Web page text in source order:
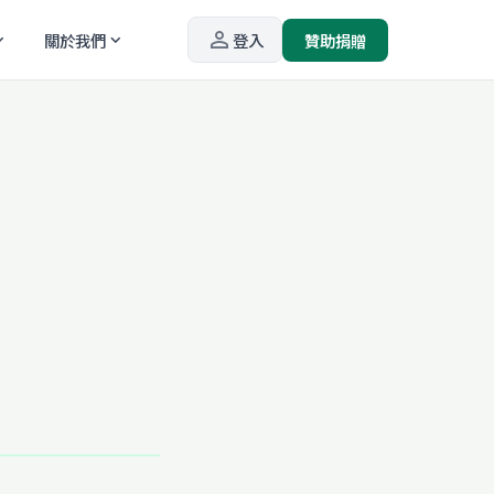
關於我們expand_more person_outline登入 贊助捐贈